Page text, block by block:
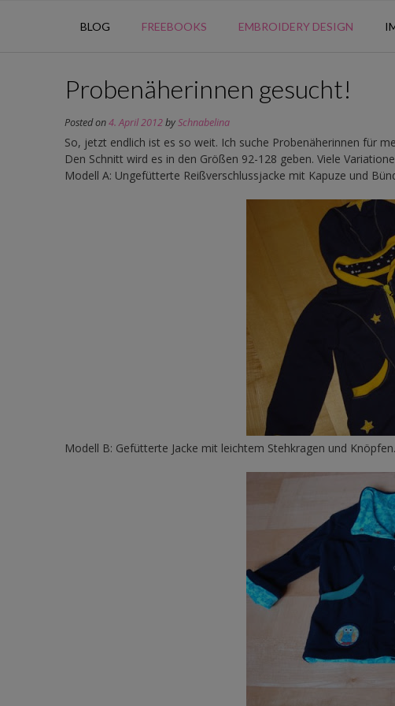
BLOG FREEBOOKS EMBROIDERY DESIGN
Probenäherinnen gesucht!
Posted on4. April 2012bySchnabelina
So, jetzt endlich ist es so weit. Ich suche Probenäherinnen für
Den Schnitt wird es in den Größen 92-128 geben. Viele
Modell A: Ungefütterte Reißverschlussjacke mit Kapuze und
Modell B: Gefütterte Jacke mit leichtem Stehkragen und Knöpfen.